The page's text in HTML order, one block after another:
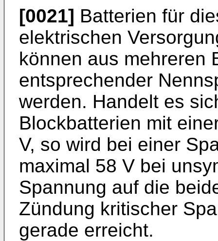
[0021] Batterien für
elektrischen
können aus mehreren
entsprechender
werden. Handelt es
Blockbatterien mit
V, so wird bei einer
maximal 58 V bei
Spannung auf die
Zündung kritischer
gerade erreicht.